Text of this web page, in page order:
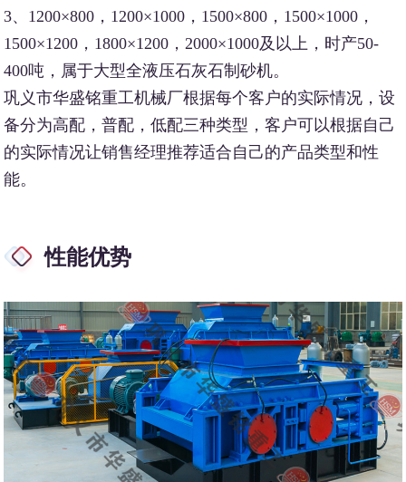
3、1200×800，1200×1000，1500×800，1500×1000，
1500×1200，1800×1200，2000×1000及以上，时产50-
400吨，属于大型全液压石灰石制砂机。
巩义市华盛铭重工机械厂根据每个客户的实际情况，设
备分为高配，普配，低配三种类型，客户可以根据自己
的实际情况让销售经理推荐适合自己的产品类型和性
能。
性能优势